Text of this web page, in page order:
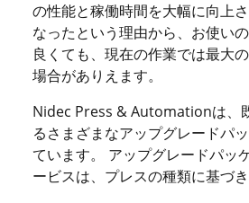
の性能と稼働時間を大幅に向上
なったという理由から、お使い
良くても、現在の作業では最大
場合がありえます。
Nidec Press & Automationは、
るさまざまなアップグレードパ
ています。 アップグレードパッ
ービスは、プレスの種類に基づ